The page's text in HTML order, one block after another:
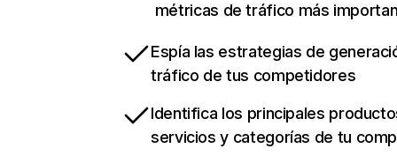
métricas de tráfico más
Espía las estrategias de
tráfico de tus competidores
Identifica los principales
servicios y categorías de tu